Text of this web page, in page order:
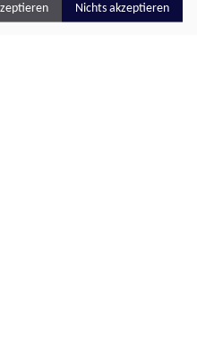
Nichts akzeptieren